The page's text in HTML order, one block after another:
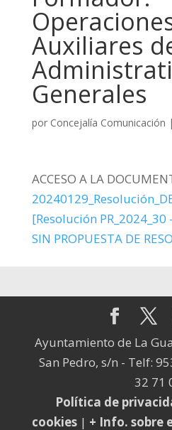
Auxiliares
Generales
por Concejalía Comunicación |
ACCESO A LA
[Resolución
SIN PROPUESTA DE
Ayuntamiento de La
San Pedro, s/n - Telf:
32 71
Política de
cookies| + Info. sobre